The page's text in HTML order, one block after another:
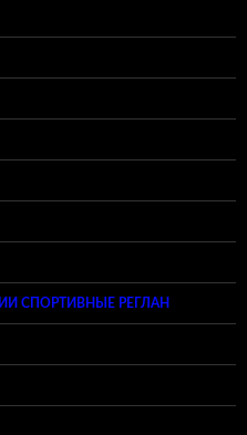
СПОРТИВНЫЕ РЕГЛАН